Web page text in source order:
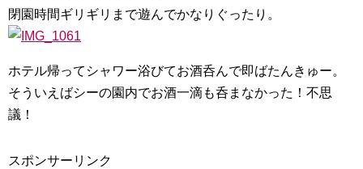
閉園時間ギリギリまで遊んでかなりぐったり。
ホテル帰ってシャワー浴びてお酒呑んで即ばたんきゅー。
そういえばシーの園内でお酒一滴も呑まなかった！不思
議！
スポンサーリンク